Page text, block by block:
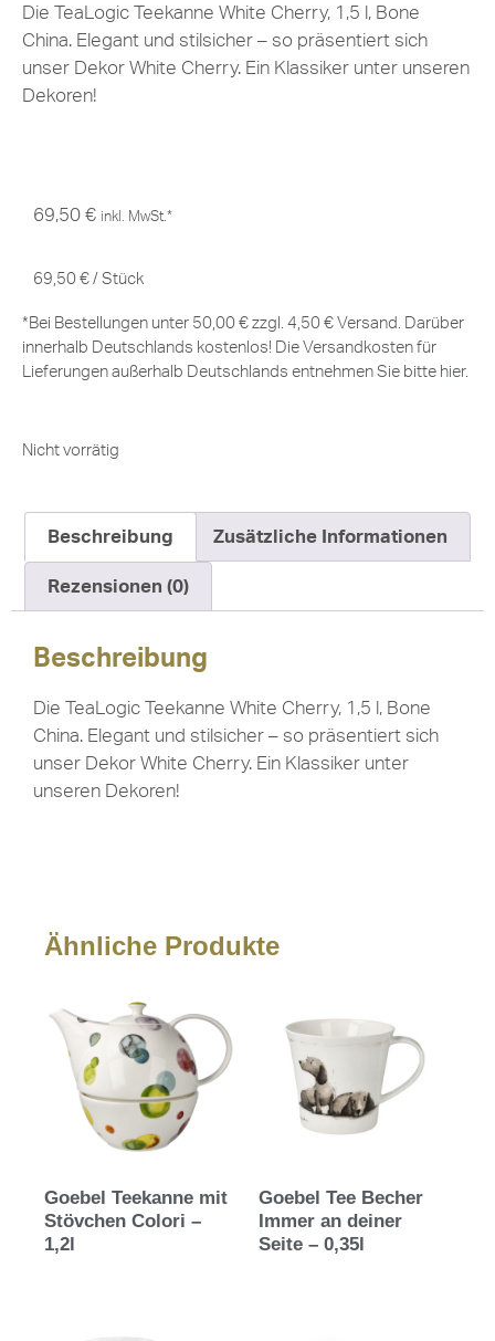
Die TeaLogic Teekanne White Cherry, 1,5 l, Bone
China. Elegant und stilsicher – so präsentiert sich
unser Dekor White Cherry. Ein Klassiker unter unseren
Dekoren!
69,50 € inkl. MwSt.*
69,50 € / Stück
*Bei Bestellungen unter 50,00 € zzgl. 4,50 € Versand. Darüber
innerhalb Deutschlands kostenlos! Die Versandkosten für
Lieferungen außerhalb Deutschlands entnehmen Sie bitte hier.
Nicht vorrätig
Beschreibung Zusätzliche Informationen
Rezensionen (0)
Beschreibung
Die TeaLogic Teekanne White Cherry, 1,5 l, Bone
China. Elegant und stilsicher – so präsentiert sich
unser Dekor White Cherry. Ein Klassiker unter
unseren Dekoren!
Ähnliche Produkte
Goebel Teekanne mit
Stövchen Colori –
1,2l
Goebel Tee Becher
Immer an deiner
Seite – 0,35l